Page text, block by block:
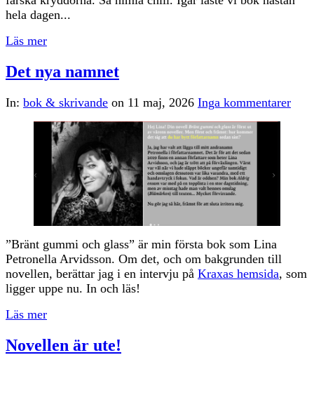
hela dagen...
Läs mer
Det nya namnet
In: bok & skrivande on 11 maj, 2026 Inga kommentarer
”Bränt gummi och glass” är min första bok som Lina
Petronella Arvidsson. Om det, och om bakgrunden till
novellen, berättar jag i en intervju på Kraxas hemsida, som
ligger uppe nu. In och läs!
Läs mer
Novellen är ute!